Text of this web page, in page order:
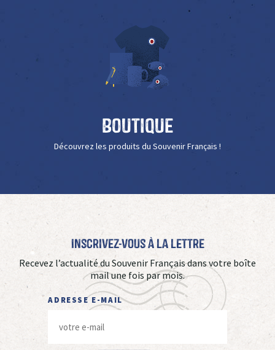
Boutique
Découvrez les produits du Souvenir Français !
Inscrivez-vous à La Lettre
Recevez l’actualité du Souvenir Français dans votre boîte
mail une fois par mois.
ADRESSE E-MAIL